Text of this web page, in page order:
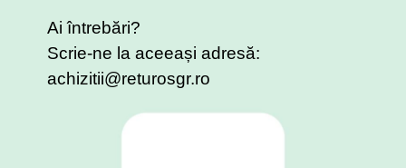
Ai întrebări?
Scrie-ne la aceeași adresă:
achizitii@returosgr.ro